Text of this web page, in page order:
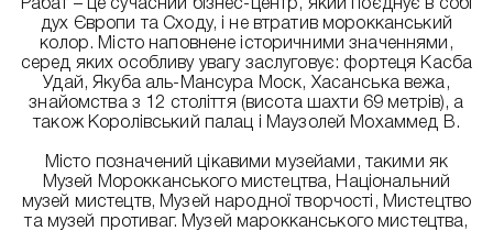
Рабат – це сучасний бізнес-центр, який поєднує в собі
дух Європи та Сходу, і не втратив морокканський
колор. Місто наповнене історичними значеннями,
серед яких особливу увагу заслуговує: фортеця Касба
Удай, Якуба аль-Мансура Моск, Хасанська вежа,
знайомства з 12 століття (висота шахти 69 метрів), а
також Королівський палац і Маузолей Мохаммед В.
Місто позначений цікавими музейами, такими як
Музей Морокканського мистецтва, Національний
музей мистецтв, Музей народної творчості, Мистецтво
та музей противаг. Музей марокканського мистецтва,